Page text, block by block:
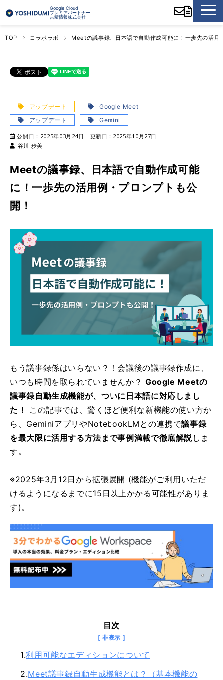
Google Cloud
プレミアパートナー
吉積情報株式会社
TOP コラボラボ Meetの議事録、日本語で自動作成可能に！一歩先の活用
アップデート
Google Meet
アップデート
Gemini
公開日： 2025年03月24日 更新日： 2025年10月27日
谷川 歩美
Meetの議事録、日本語で自動作成可能
に！一歩先の活用例・プロンプトも公
開！
もう議事録係はいらない？！会議後の議事録作成に、
いつも時間を取られていませんか？ Google Meetの
議事録自動生成機能が、ついに日本語に対応しまし
た！
この記事では、驚くほど便利な新機能の使い方か
ら、GeminiアプリやNotebookLMとの連携で議事録
を最大限に活用する方法まで事例満載で徹底解説しま
す。
※2025年3月12日から拡張展開 (機能がご利用いただ
けるようになるまでに15日以上かかる可能性がありま
す)。
目次
利用可能なエディションについて
Meet議事録自動生成機能とは？（基本機能の